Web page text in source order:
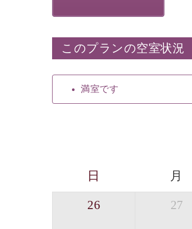
このプランの空室状況
満室です
日 月
26 27